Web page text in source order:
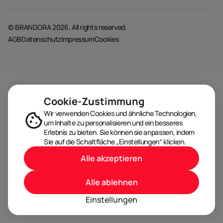
© BRANDORA 2026. All rights reserved.
AGBDatenschutzImpressumCookies
Cookie-Zustimmung
Wir verwenden Cookies und ähnliche Technologien,
um Inhalte zu personalisieren und ein besseres
Erlebnis zu bieten. Sie können sie anpassen, indem
Sie auf die Schaltfläche „Einstellungen“ klicken.
Einstellungen
Alle ablehnen
Alle akzeptieren